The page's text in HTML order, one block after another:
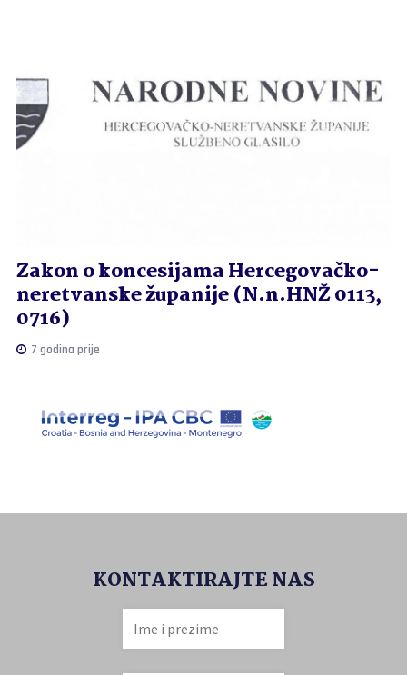
Zakon o koncesijama Hercegovačko-
neretvanske županije (N.n.HNŽ 0113,
0716)
7 godina prije
KONTAKTIRAJTE NAS